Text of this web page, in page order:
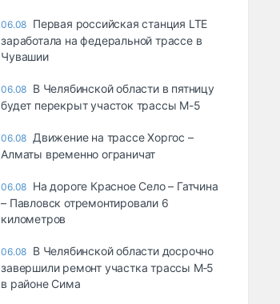
06.08 Первая российская станция LTE
заработала на федеральной трассе в
Чувашии
06.08 В Челябинской области в пятницу
будет перекрыт участок трассы М-5
06.08 Движение на трассе Хоргос –
Алматы временно ограничат
06.08 На дороге Красное Село – Гатчина
– Павловск отремонтировали 6
километров
06.08 В Челябинской области досрочно
завершили ремонт участка трассы М‑5
в районе Сима